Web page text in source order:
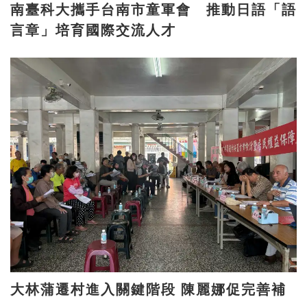
南臺科大攜手台南市童軍會 推動日語「語
言章」培育國際交流人才
大林蒲遷村進入關鍵階段 陳麗娜促完善補